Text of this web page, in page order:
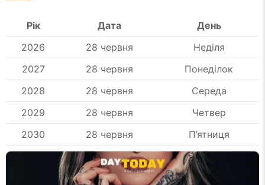
Рік Дата
День
2026
28 червня
Неділя
2027
28 червня
Понеділок
2028
28 червня
Середа
2029
28 червня
Четвер
2030
28 червня П’ятниця